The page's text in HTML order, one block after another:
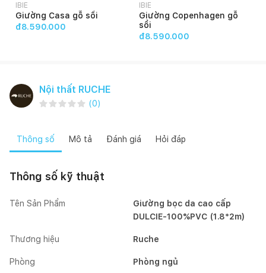
IBIE
Giường Casa gỗ sồi
đ8.590.000
IBIE
Giường Copenhagen gỗ
sồi
đ8.590.000
Nội thất RUCHE
(0)
Thông số Mô tả Đánh giá Hỏi đáp
Thông số kỹ thuật
Tên Sản Phẩm
Giường bọc da cao cấp
DULCIE-100%PVC (1.8*2m)
Thương hiệu Ruche
Phòng Phòng ngủ